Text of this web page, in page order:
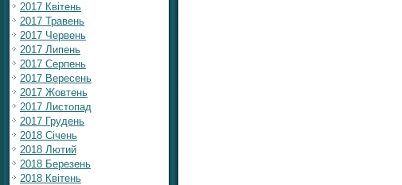
2017 Квітень
2017 Травень
2017 Червень
2017 Липень
2017 Серпень
2017 Вересень
2017 Жовтень
2017 Листопад
2017 Грудень
2018 Січень
2018 Лютий
2018 Березень
2018 Квітень